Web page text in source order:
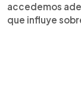
accedemos
que influye